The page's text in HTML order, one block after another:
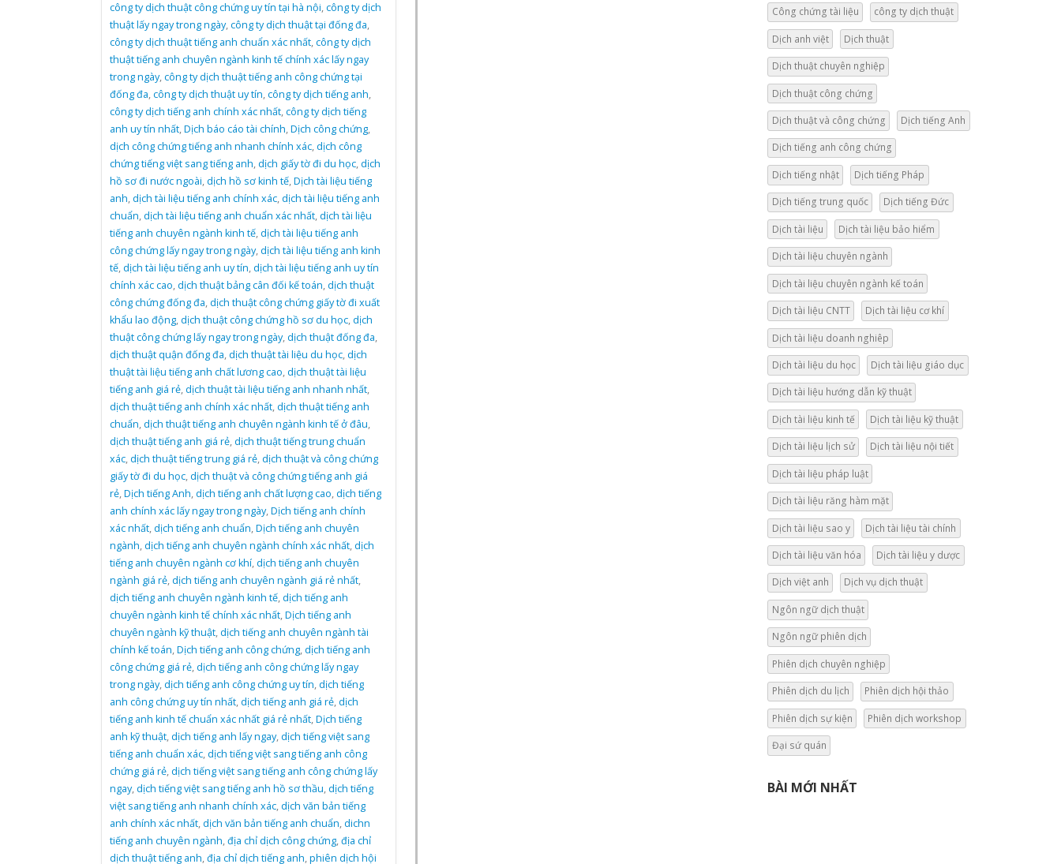
công ty dịch thuật công chứng uy tín tại hà nội,công ty dịch
thuật lấy ngay trong ngày,công ty dịch thuật tại đống đa,
công ty dịch thuật tiếng anh chuẩn xác nhất,công ty dịch
thuật tiếng anh chuyên ngành kinh tế chính xác lấy ngay
trong ngày,công ty dịch thuật tiếng anh công chứng tại
đống đa,công ty dịch thuật uy tín,công ty dịch tiếng anh,
công ty dịch tiếng anh chính xác nhất,công ty dịch tiếng
anh uy tín nhất,Dịch báo cáo tài chính,Dịch công chứng,
dịch công chứng tiếng anh nhanh chính xác,dịch công
chứng tiếng việt sang tiếng anh,dịch giấy tờ đi du học,dịch
hồ sơ đi nước ngoài,dịch hồ sơ kinh tế,Dịch tài liệu tiếng
anh,dịch tài liệu tiếng anh chính xác,dịch tài liệu tiếng anh
chuẩn,dịch tài liệu tiếng anh chuẩn xác nhất,dịch tài liệu
tiếng anh chuyên ngành kinh tế,dịch tài liệu tiếng anh
công chứng lấy ngay trong ngày,dịch tài liệu tiếng anh kinh
tế,dịch tài liệu tiếng anh uy tín,dịch tài liệu tiếng anh uy tín
chính xác cao,dịch thuật bảng cân đối kế toán,dịch thuật
công chứng đống đa,dịch thuật công chứng giấy tờ đi xuất
khẩu lao động,dịch thuật công chứng hồ sơ du học,dịch
thuật công chứng lấy ngay trong ngày,dịch thuật đống đa,
dịch thuật quận đống đa,dịch thuật tài liệu du học,dịch
thuật tài liệu tiếng anh chất lương cao,dịch thuật tài liệu
tiếng anh giá rẻ,dịch thuật tài liệu tiếng anh nhanh nhất,
dịch thuật tiếng anh chính xác nhất,dịch thuật tiếng anh
chuẩn,dịch thuật tiếng anh chuyên ngành kinh tế ở đâu,
dịch thuật tiếng anh giá rẻ,dịch thuật tiếng trung chuẩn
xác,dịch thuật tiếng trung giá rẻ,dịch thuật và công chứng
giấy tờ đi du học,dịch thuật và công chứng tiếng anh giá
rẻ,Dịch tiếng Anh,dịch tiếng anh chất lượng cao,dịch tiếng
anh chính xác lấy ngay trong ngày,Dịch tiếng anh chính
xác nhất,dịch tiếng anh chuẩn,Dịch tiếng anh chuyên
ngành,dịch tiếng anh chuyên ngành chính xác nhất,dịch
tiếng anh chuyên ngành cơ khí,dịch tiếng anh chuyên
ngành giá rẻ,dịch tiếng anh chuyên ngành giá rẻ nhất,
dịch tiếng anh chuyên ngành kinh tế,dịch tiếng anh
chuyên ngành kinh tế chính xác nhất,Dịch tiếng anh
chuyên ngành kỹ thuật,dịch tiếng anh chuyên ngành tài
chính kế toán,Dịch tiếng anh công chứng,dịch tiếng anh
công chứng giá rẻ,dịch tiếng anh công chứng lấy ngay
trong ngày,dịch tiếng anh công chứng uy tín,dịch tiếng
anh công chứng uy tín nhất,dịch tiếng anh giá rẻ,dịch
tiếng anh kinh tế chuẩn xác nhất giá rẻ nhất,Dịch tiếng
anh kỹ thuật,dịch tiếng anh lấy ngay,dịch tiếng việt sang
tiếng anh chuẩn xác,dịch tiếng việt sang tiếng anh công
chứng giá rẻ,dịch tiếng việt sang tiếng anh công chứng lấy
ngay,dịch tiếng việt sang tiếng anh hồ sơ thầu,dịch tiếng
việt sang tiếng anh nhanh chính xác,dịch văn bản tiếng
anh chính xác nhất,dịch văn bản tiếng anh chuẩn,dichn
tiếng anh chuyên ngành,địa chỉ dịch công chứng,địa chỉ
dịch thuật tiếng anh,địa chỉ dịch tiếng anh,phiên dịch hội
Công chứng tài liệu công ty dịch thuật
Dịch anh việt Dịch thuật
Dịch thuật chuyên nghiệp
Dịch thuật công chứng
Dịch thuật và công chứng Dịch tiếng Anh
Dịch tiếng anh công chứng
Dịch tiếng nhật Dịch tiếng Pháp
Dịch tiếng trung quốc Dịch tiếng Đức
Dịch tài liệu Dịch tài liệu bảo hiểm
Dịch tài liệu chuyên ngành
Dịch tài liệu chuyên ngành kế toán
Dịch tài liệu CNTT Dịch tài liệu cơ khí
Dịch tài liệu doanh nghiêp
Dịch tài liệu du học Dịch tài liệu giáo dục
Dịch tài liệu hướng dẫn kỹ thuật
Dịch tài liệu kinh tế Dịch tài liệu kỹ thuật
Dịch tài liệu lịch sử Dịch tài liệu nội tiết
Dịch tài liệu pháp luật
Dịch tài liệu răng hàm mặt
Dịch tài liệu sao y Dịch tài liệu tài chính
Dịch tài liệu văn hóa Dịch tài liệu y dược
Dịch việt anh Dịch vụ dịch thuật
Ngôn ngữ dịch thuật
Ngôn ngữ phiên dịch
Phiên dịch chuyên nghiệp
Phiên dịch du lịch Phiên dịch hội thảo
Phiên dịch sự kiện Phiên dịch workshop
Đại sứ quán
BÀI MỚI NHẤT